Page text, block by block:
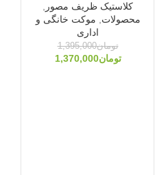
کلاستیک ظریف مصور
محصولات
موکت خانگی و
اداری
تومان1,395,000
تومان1,370,000